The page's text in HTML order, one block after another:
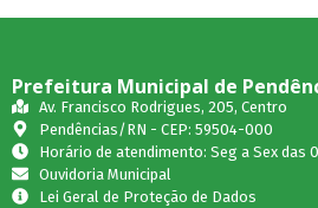
Prefeitura Municipal de
Av. Francisco Rodrigues, 205, Centro
Pendências/RN - CEP: 59504-000
Horário de atendimento: Seg a Sex das
Ouvidoria Municipal
Lei Geral de Proteção de Dados